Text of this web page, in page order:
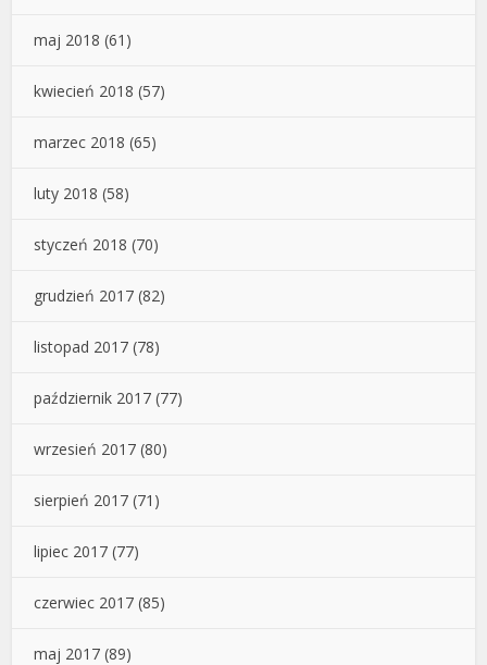
maj 2018 (61)
kwiecień 2018 (57)
marzec 2018 (65)
luty 2018 (58)
styczeń 2018 (70)
grudzień 2017 (82)
listopad 2017 (78)
październik 2017 (77)
wrzesień 2017 (80)
sierpień 2017 (71)
lipiec 2017 (77)
czerwiec 2017 (85)
maj 2017 (89)